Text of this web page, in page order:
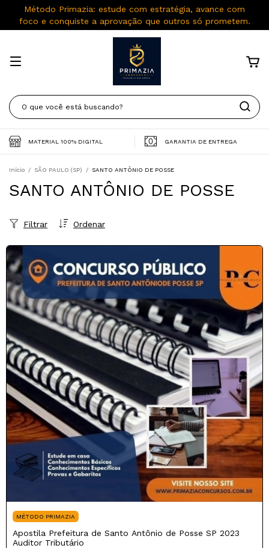
Método Primazia: estude com estratégia, avance com
foco e conquiste a aprovação que outros só prometem.
MATERIAL 100% DIGITAL GARANTIA DE ENTREGA
Início / SÃO PAULO (SP) / SANTO ANTÔNIO DE POSSE
SANTO ANTÔNIO DE POSSE
Ordenar
Filtrar
MÉTODO PRIMAZIA
Apostila Prefeitura de Santo Antônio de Posse SP 2023
Auditor Tributário